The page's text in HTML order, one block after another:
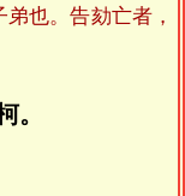
也。告劾亡者，
。